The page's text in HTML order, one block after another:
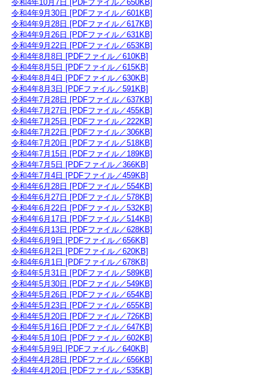
令和4年10月7日 [PDFファイル／650KB]
令和4年9月30日 [PDFファイル／601KB]
令和4年9月28日 [PDFファイル／617KB]
令和4年9月26日 [PDFファイル／631KB]
令和4年9月22日 [PDFファイル／653KB]
令和4年8月8日 [PDFファイル／610KB]
令和4年8月5日 [PDFファイル／615KB]
令和4年8月4日 [PDFファイル／630KB]
令和4年8月3日 [PDFファイル／591KB]
令和4年7月28日 [PDFファイル／637KB]
令和4年7月27日 [PDFファイル／455KB]
令和4年7月25日 [PDFファイル／222KB]
令和4年7月22日 [PDFファイル／306KB]
令和4年7月20日 [PDFファイル／518KB]
令和4年7月15日 [PDFファイル／189KB]
令和4年7月5日 [PDFファイル／366KB]
令和4年7月4日 [PDFファイル／459KB]
令和4年6月28日 [PDFファイル／554KB]
令和4年6月27日 [PDFファイル／578KB]
令和4年6月22日 [PDFファイル／532KB]
令和4年6月17日 [PDFファイル／514KB]
令和4年6月13日 [PDFファイル／628KB]
令和4年6月9日 [PDFファイル／656KB]
令和4年6月2日 [PDFファイル／620KB]
令和4年6月1日 [PDFファイル／678KB]
令和4年5月31日 [PDFファイル／589KB]
令和4年5月30日 [PDFファイル／549KB]
令和4年5月26日 [PDFファイル／654KB]
令和4年5月23日 [PDFファイル／655KB]
令和4年5月20日 [PDFファイル／726KB]
令和4年5月16日 [PDFファイル／647KB]
令和4年5月10日 [PDFファイル／602KB]
令和4年5月9日 [PDFファイル／640KB]
令和4年4月28日 [PDFファイル／656KB]
令和4年4月20日 [PDFファイル／535KB]